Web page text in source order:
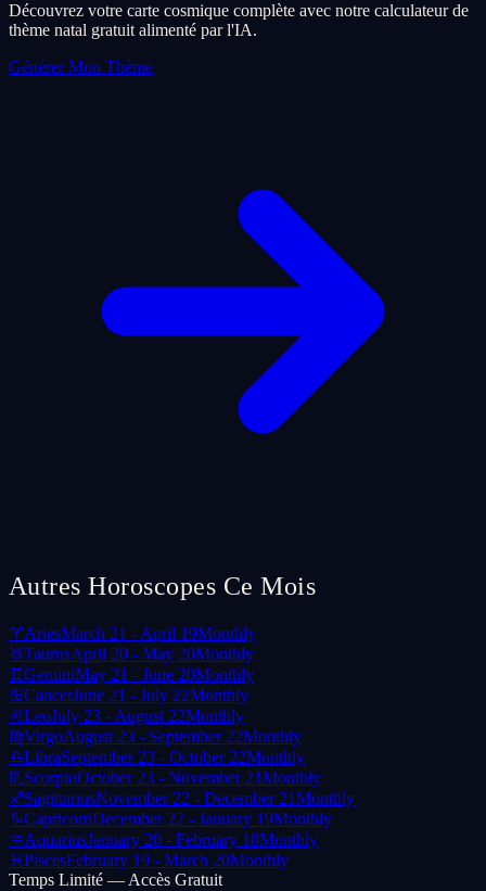
Découvrez votre carte cosmique complète avec notre calculateur de
thème natal gratuit alimenté par l'IA.
Générer Mon Thème
Autres Horoscopes Ce Mois
♈AriesMarch 21 - April 19Monthly
♉TaurusApril 20 - May 20Monthly
♊GeminiMay 21 - June 20Monthly
♋CancerJune 21 - July 22Monthly
♌LeoJuly 23 - August 22Monthly
♍VirgoAugust 23 - September 22Monthly
♎LibraSeptember 23 - October 22Monthly
♏ ScorpioOctober 23 - November 21Monthly
♐SagittariusNovember 22 - December 21Monthly
♑CapricornDecember 22 - January 19Monthly
♒AquariusJanuary 20 - February 18Monthly
♓PiscesFebruary 19 - March 20Monthly
Temps Limité — Accès Gratuit